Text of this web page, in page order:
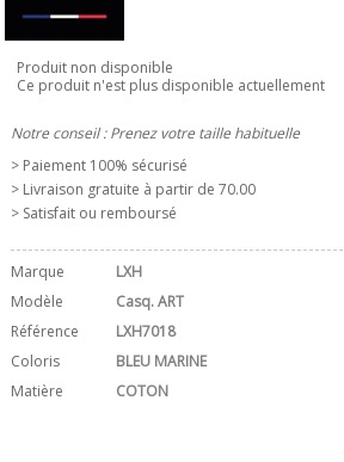
Produit non disponible
Ce produit n'est plus disponible actuellement
Notre conseil : Prenez votre taille habituelle
> Paiement 100% sécurisé
> Livraison gratuite à partir de 70.00 
> Satisfait ou remboursé
Marque
LXH
Modèle
Casq. ART
Référence
LXH7018
Coloris
BLEU MARINE
Matière
COTON